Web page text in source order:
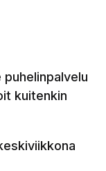
kuitenkin